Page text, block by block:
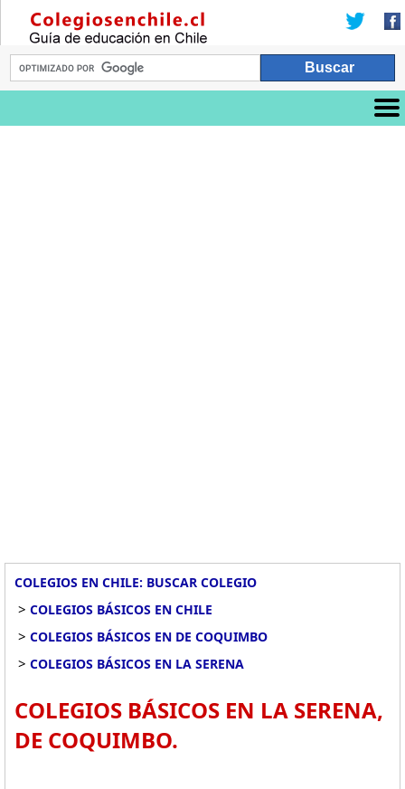
COLEGIOS EN CHILE: BUSCAR COLEGIO
> COLEGIOS BÁSICOS EN CHILE
> COLEGIOS BÁSICOS EN DE COQUIMBO
> COLEGIOS BÁSICOS EN LA SERENA
COLEGIOS BÁSICOS EN LA SERENA,
DE COQUIMBO.